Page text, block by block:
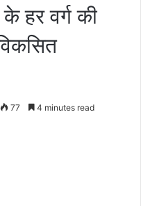
हर वर्ग की
77 4 minutes read